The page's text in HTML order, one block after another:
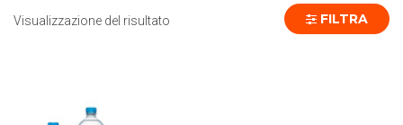
Visualizzazione del risultato FILTRA